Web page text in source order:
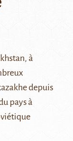
à
depuis
pays à